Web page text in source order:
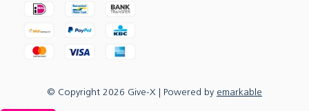
© Copyright 2026 Give-X | Powered by emarkable